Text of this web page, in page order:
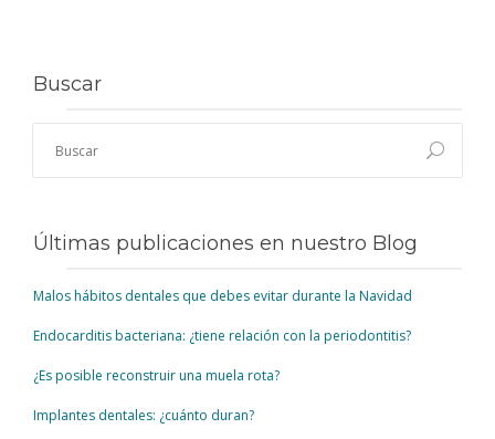
Buscar
Últimas publicaciones en nuestro Blog
Malos hábitos dentales que debes evitar durante la Navidad
Endocarditis bacteriana: ¿tiene relación con la periodontitis?
¿Es posible reconstruir una muela rota?
Implantes dentales: ¿cuánto duran?